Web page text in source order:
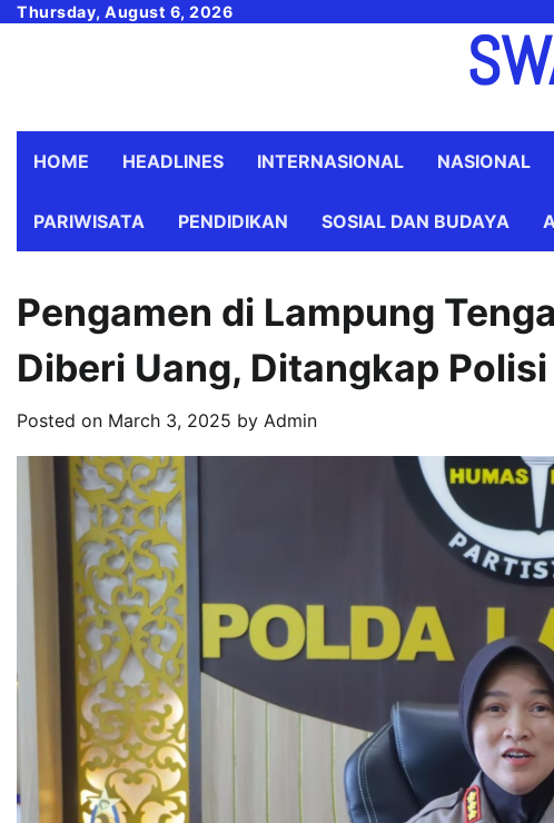
SkipThursday, August 6, 2026
HOME HEADLINES INTERNASIONAL NASIONAL
PARIWISATA PENDIDIKAN SOSIAL DAN BUDAYA
Pengamen di Lampung
Diberi Uang, Ditangkap Polisi
Posted on March 3, 2025 by Admin